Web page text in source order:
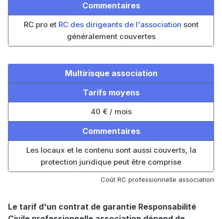
Commentaires
RC pro et RC des dirigeants de l'association sont
généralement couvertes
Multirisque association
Tarifs moyens
40 € / mois
Commentaires
Les locaux et le contenu sont aussi couverts, la
protection juridique peut être comprise
Coût RC professionnelle association
Le tarif d'un contrat de garantie Responsabilité